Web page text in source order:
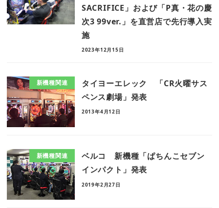
SACRIFICE」および「P真・花の慶
次3 99ver.」を直営店で先行導入実
施
2023年12月15日
新機種関連
タイヨーエレック 「CR火曜サス
ペンス劇場」発表
2013年4月12日
新機種関連
ベルコ 新機種「ぱちんこセブン
インパクト」発表
2019年2月27日